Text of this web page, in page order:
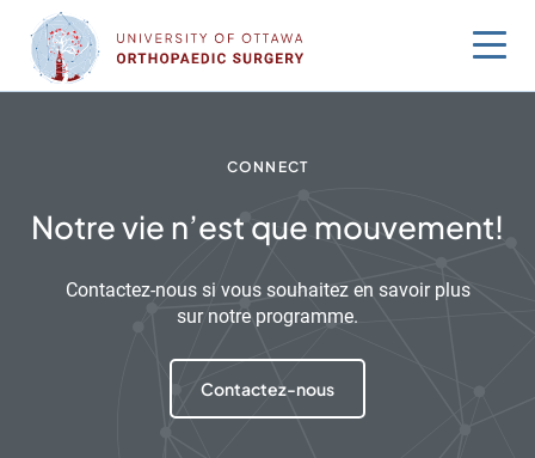
Sauter
contenu
CONNECT
Notre vie n’est que mouvement!
Contactez-nous si vous souhaitez en savoir plus
sur notre programme.
Contactez-nous